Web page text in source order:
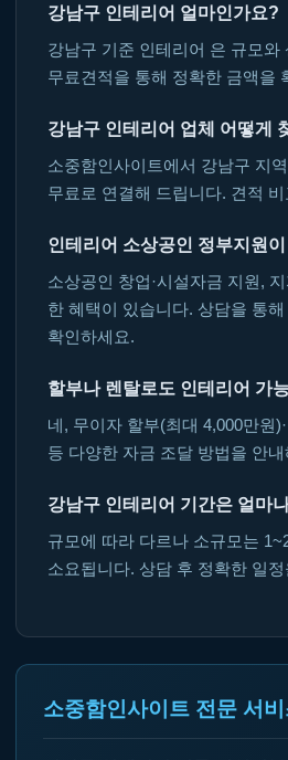
강남구 인테리어 얼마인가요?
강남구 기준 인테리어 은 규모와
무료견적을 통해 정확한 금액을
강남구 인테리어 업체 어떻게
소중함인사이트에서 강남구 지
무료로 연결해 드립니다. 견적
인테리어 소상공인 정부지원
소상공인 창업·시설자금 지원,
한 혜택이 있습니다. 상담을 통
확인하세요.
할부나 렌탈로도 인테리어 가
네, 무이자 할부(최대 4,000만원
등 다양한 자금 조달 방법을 안
강남구 인테리어 기간은 얼마
규모에 따라 다르나 소규모는
소요됩니다. 상담 후 정확한 일
소중함인사이트 전문 서